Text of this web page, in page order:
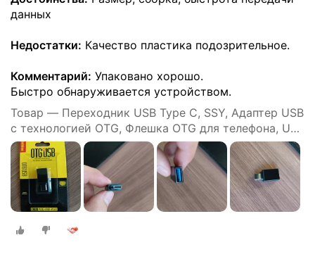
данных
Недостатки: Качество пластика подозрительное.
Комментарий: Упаковано хорошо.
Быстро обнаруживается устройством.
Товар — Переходник USB Type C, SSY, Адаптер USB
с технологией OTG, Флешка OTG для телефона, USB
хаб